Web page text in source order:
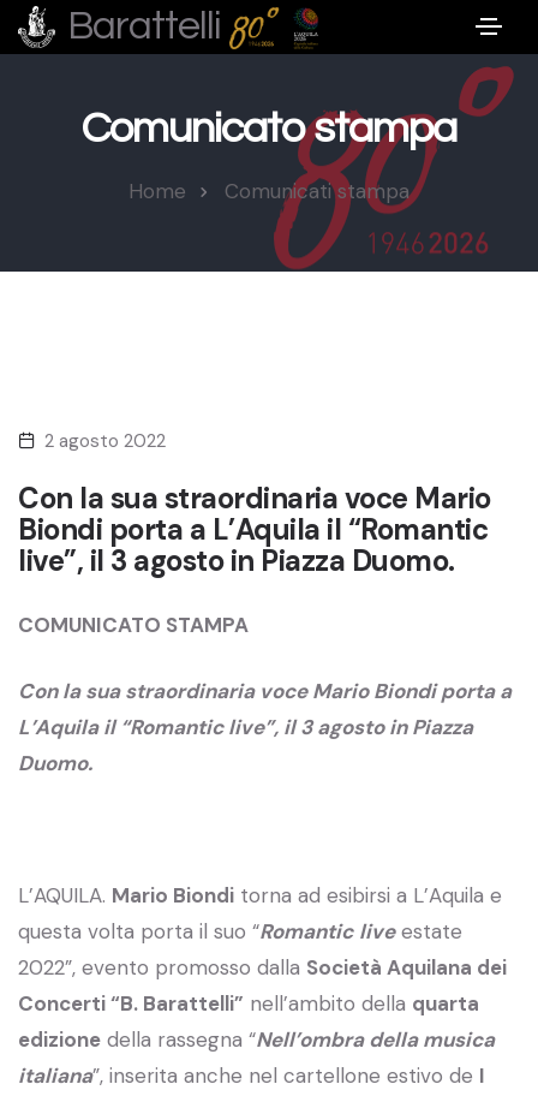
Barattelli
Comunicato stampa
Home Comunicati stampa
2 agosto 2022
Con la sua straordinaria voce Mario
Biondi porta a L’Aquila il “Romantic
live”, il 3 agosto in Piazza Duomo.
COMUNICATO STAMPA
Con la sua straordinaria voce Mario Biondi porta a
L’Aquila il “Romantic live”, il 3 agosto in Piazza
Duomo.
L’AQUILA. Mario Biondi torna ad esibirsi a L’Aquila e
questa volta porta il suo “Romantic liveestate
2022”, evento promosso dalla Società Aquilana dei
Concerti “B. Barattelli” nell’ambito della quarta
edizione della rassegna “Nell’ombra della musica
italiana”, inserita anche nel cartellone estivo de I